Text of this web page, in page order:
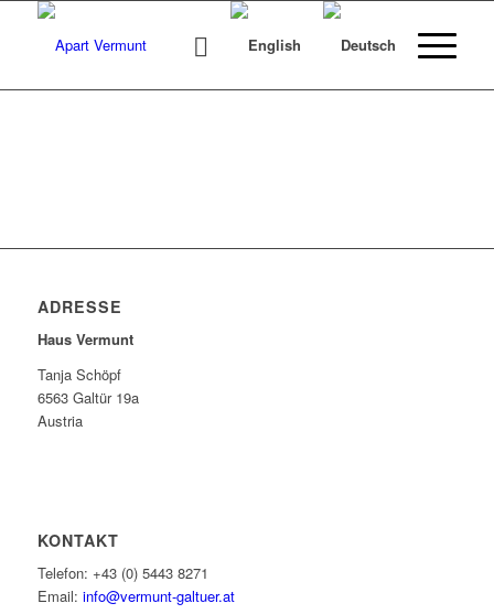
ADRESSE
Haus Vermunt
Tanja Schöpf
6563 Galtür 19a
Austria
KONTAKT
Telefon: +43 (0) 5443 8271
Email: info@vermunt-galtuer.at